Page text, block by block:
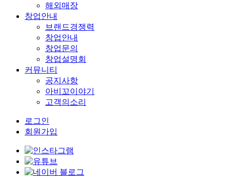
해외매장
창업안내
브랜드경쟁력
창업안내
창업문의
창업설명회
커뮤니티
공지사항
아비꼬이야기
고객의소리
로그인
회원가입